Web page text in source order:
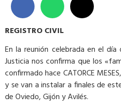
REGISTRO CIVIL
En la reunión celebrada en el
Justicia nos confirma que los
confirmado hace CATORCE
y se van a instalar a finales de
de Oviedo, Gijón y Avilés.